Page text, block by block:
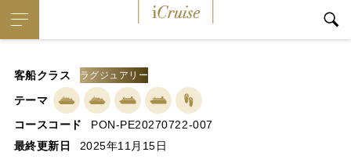
客船クラス ラグジュアリー
テーマ
コースコード
PON-PE20270722-007
最終更新日
2025年11月15日